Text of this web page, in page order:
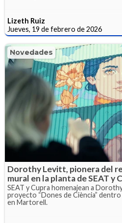
Lizeth Ruiz
Jueves, 19 de febrero de 2026
Novedades
Dorothy Levitt, pionera del
mural en la planta de SEAT y
SEAT y Cupra homenajean a
proyecto “Dones de Ciència”
en Martorell.